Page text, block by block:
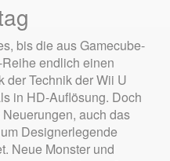
bis die aus Gamecube-
endlich einen
der Technik der Wii U
in HD-Auflösung. Doch
auch das
Designerlegende
Neue Monster und